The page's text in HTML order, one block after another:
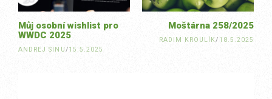
Moštárna 258/2025
RADIM KROULÍK/ 18.5.2025
Můj osobní wishlist pro
WWDC 2025
ANDREJ SINU/15.5.2025